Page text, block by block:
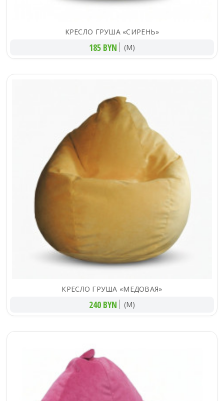
КРЕСЛО ГРУША «СИРЕНЬ»
185 BYN (M)
КРЕСЛО ГРУША «МЕДОВАЯ»
240 BYN (M)